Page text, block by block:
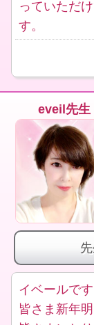
っていただ
す。
eveil先生
イベールです
皆さま新年